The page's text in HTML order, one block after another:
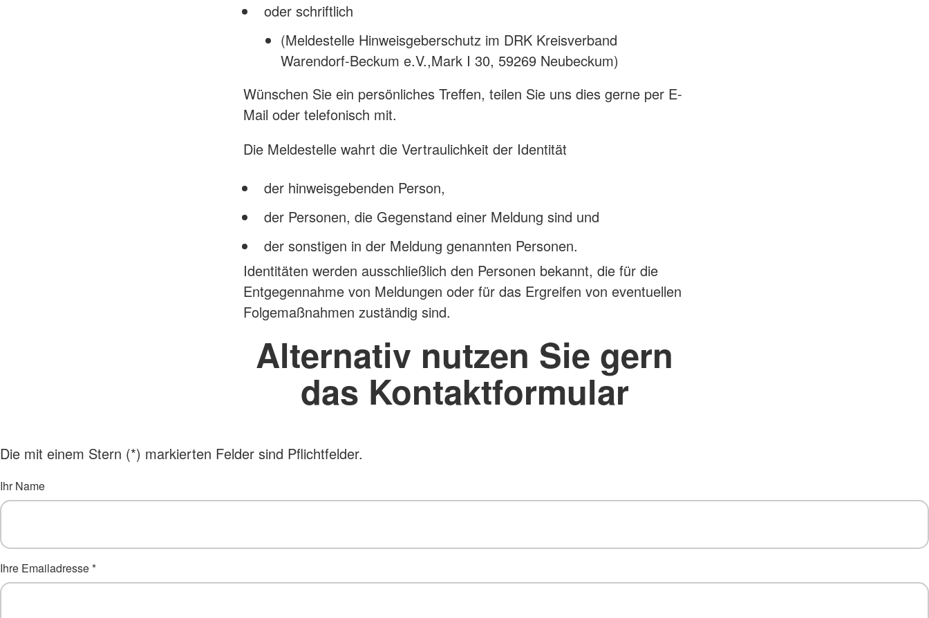
oder schriftlich
(Meldestelle Hinweisgeberschutz im DRK Kreisverband
Warendorf-Beckum e.V.,Mark I 30, 59269 Neubeckum)
Wünschen Sie ein persönliches Treffen, teilen Sie uns dies gerne per E-
Mail oder telefonisch mit.
Die Meldestelle wahrt die Vertraulichkeit der Identität
der hinweisgebenden Person,
der Personen, die Gegenstand einer Meldung sind und
der sonstigen in der Meldung genannten Personen.
Identitäten werden ausschließlich den Personen bekannt, die für die
Entgegennahme von Meldungen oder für das Ergreifen von eventuellen
Folgemaßnahmen zuständig sind.
Alternativ nutzen Sie gern
das Kontaktformular
Die mit einem Stern (*) markierten Felder sind Pflichtfelder.
Ihr Name
Ihre Emailadresse*